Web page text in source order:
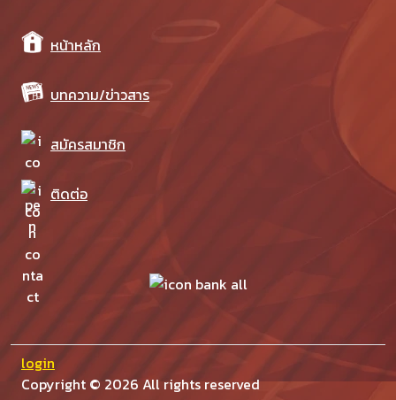
หน้าหลัก
บทความ/ข่าวสาร
สมัครสมาชิก
ติดต่อ
login
Copyright © 2026 All rights reserved